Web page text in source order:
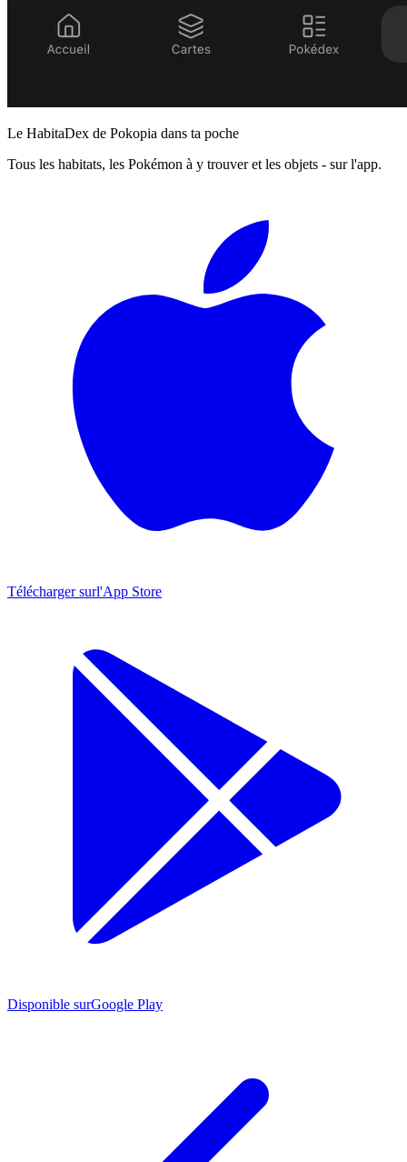
Le HabitaDex de Pokopia dans ta poche
Tous les habitats, les Pokémon à y trouver et les objets - sur l'app.
Télécharger surl'App Store
Disponible surGoogle Play